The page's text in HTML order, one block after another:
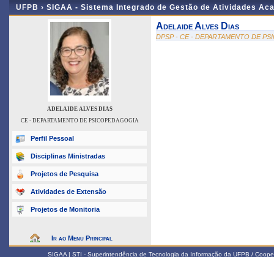
UFPB › SIGAA - Sistema Integrado de Gestão de Atividades
ADELAIDE ALVES DIAS
CE - DEPARTAMENTO DE PSICOPEDAGOGIA
Perfil Pessoal
Disciplinas Ministradas
Projetos de Pesquisa
Atividades de Extensão
Projetos de Monitoria
Ir ao Menu Principal
Adelaide Alves Dias
DPSP - CE - DEPARTAMENTO DE
SIGAA | STI - Superintendência de Tecnologia da Informação da UFPB /